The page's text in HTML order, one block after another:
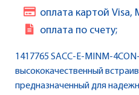
оплата картой Visa,
оплата по счету;
1417765 SACC-E-MINM-
высококачественный
предназначенный для